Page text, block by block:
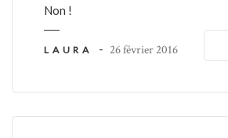
Non !
LAURA - 26 février 2016